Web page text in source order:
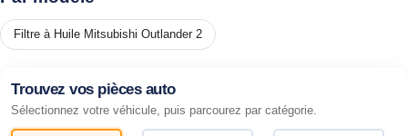
Filtre à Huile Mitsubishi Outlander 2
Trouvez vos pièces auto
Sélectionnez votre véhicule, puis parcourez par catégorie.